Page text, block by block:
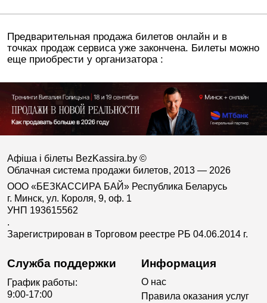
Предварительная продажа билетов онлайн и в
точках продаж сервиса уже закончена. Билеты можно
еще приобрести у организатора :
Афіша і білеты BezKassira.by ©
Облачная система продажи билетов, 2013 — 2026
ООО «БЕЗКАССИРА БАЙ» Республика Беларусь
г. Минск, ул. Короля, 9, оф. 1
УНП 193615562
.
Зарегистрирован в Торговом реестре РБ 04.06.2014 г.
Служба поддержки
График работы:
9:00-17:00
Информация
О нас
Правила оказания услуг